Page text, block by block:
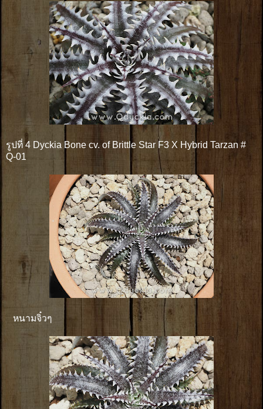
รูปที่ 4 Dyckia Bone cv. of Brittle Star F3 X Hybrid Tarzan #
Q-01
หนามจิ๋วๆ